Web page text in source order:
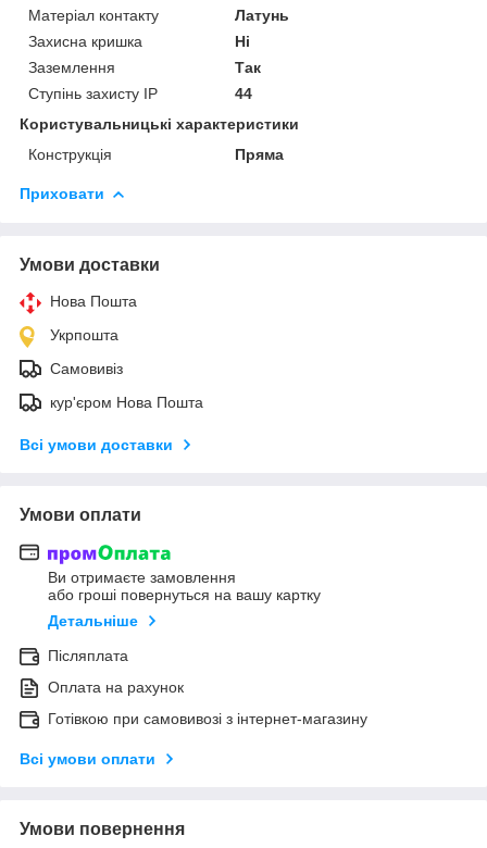
Матеріал контакту
Латунь
Захисна кришка
Ні
Заземлення
Так
Ступінь захисту IP
44
Користувальницькі характеристики
Конструкція
Пряма
Приховати
Умови доставки
Нова Пошта
Укрпошта
Самовивіз
кур'єром Нова Пошта
Всі умови доставки
Умови оплати
Ви отримаєте замовлення
або гроші повернуться на вашу картку
Детальніше
Післяплата
Оплата на рахунок
Готівкою при самовивозі з інтернет-магазину
Всі умови оплати
Умови повернення